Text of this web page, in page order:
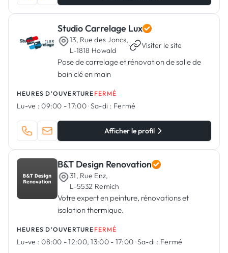
Studio Carrelage Lux
13, Rue des Joncs,
L-1818 Howald
· Visiter le site
Pose de carrelage et rénovation de salle de
bain clé en main
HEURES D'OUVERTURE FERMÉ
Lu-ve : 09:00 - 17:00·Sa-di : Fermé
Afficher le profil
B&T Design Renovation
31, Rue Enz,
L-5532 Remich
Votre expert en peinture, rénovations et
isolation thermique.
HEURES D'OUVERTURE FERMÉ
Lu-ve : 08:00 - 12:00, 13:00 - 17:00·Sa-di : Fermé